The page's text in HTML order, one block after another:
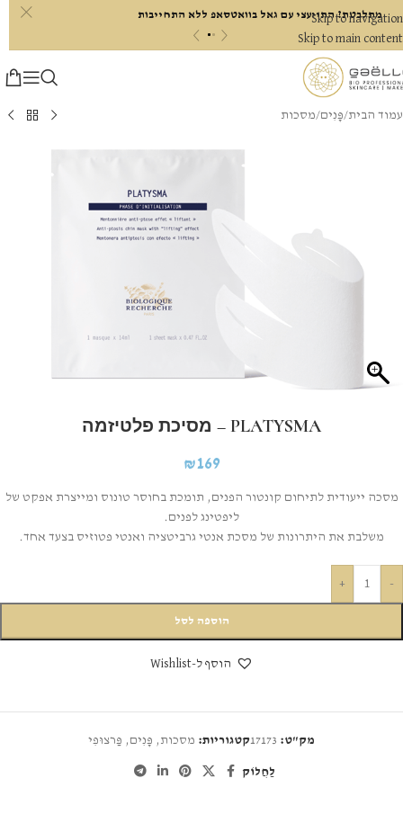
מתלבטת? התייעצי עם גאל בוואטסאפ ללא התחייבות
c
Skip to navigation
Skip to main content
עמוד הבית/פָּנִים/מסכות
PLATYSMA – מסיכת פלטיזמה
₪169
מסכה ייעודית לתיחום קונטור הפנים, תומכת בחוסר טונוס ומייצרת אפקט של
ליפטינג לפנים.
משלבת את היתרונות של מסכת אנטי גרביטציה ואנטי פטוזיס בצעד אחד.
-
+
הוספה לסל
הוסף ל-Wishlist
מק"ט: 17173קטגוריות: מסכות , פָּנִים , פַּרצוּפִי
לַחֲלוֹק